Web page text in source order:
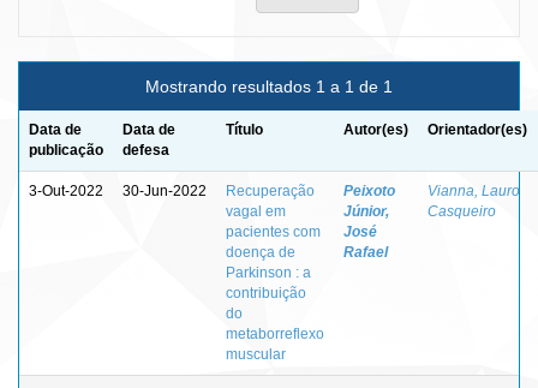
Mostrando resultados 1 a 1 de 1
Data de
publicação
Data de
defesa
Título Autor(es) Orientador(es)
3-Out-2022 30-Jun-2022
Recuperação
vagal em
pacientes com
doença de
Parkinson : a
contribuição
do
metaborreflexo
muscular
Peixoto
Júnior,
José
Rafael
Vianna, Lauro
Casqueiro